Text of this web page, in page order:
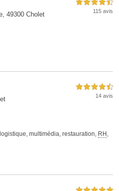
49300 Cholet
4,5 étoiles sur 5
115 avis
4,5 étoiles sur 5
14 avis
logistique, multimédia, restauration, RH ,